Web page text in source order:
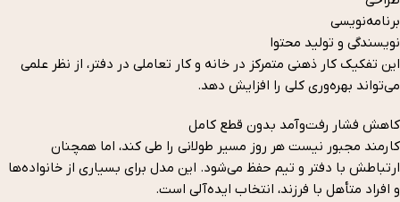
برنامه‌نویسی
نویسندگی و تولید محتوا
این تفکیک کار ذهنی متمرکز در خانه و کار تعاملی در دفتر، از نظر علمی
می‌تواند بهره‌وری کلی را افزایش دهد.
کاهش فشار رفت‌وآمد بدون قطع کامل
کارمند مجبور نیست هر روز مسیر طولانی را طی کند، اما همچنان
ارتباطش با دفتر و تیم حفظ می‌شود. این مدل برای بسیاری از خانواده‌ها
و افراد متأهل با فرزند، انتخاب ایده‌آلی است.